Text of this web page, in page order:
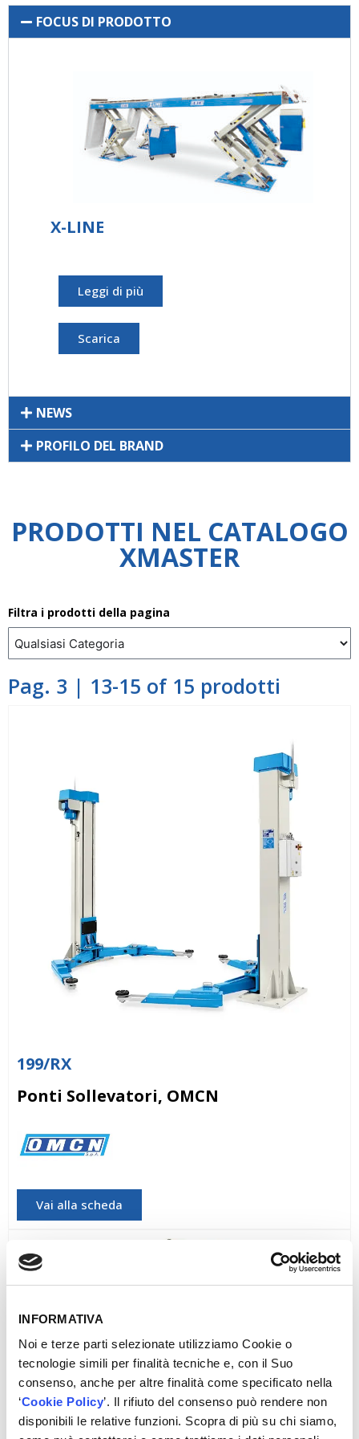
INFORMATIVA
Noi e terze parti selezionate utilizziamo Cookie o
tecnologie simili per finalità tecniche e, con il Suo
consenso, anche per altre finalità come specificato nella
‘Cookie Policy’. Il rifiuto del consenso può rendere non
disponibili le relative funzioni. Scopra di più su chi siamo,
FOCUS DI PRODOTTO
X-LINE
Leggi di più
Scarica
NEWS
PROFILO DEL BRAND
PRODOTTI NEL CATALOGO
XMASTER
Filtra i prodotti della pagina
Pag. 3 | 13-15 of 15 prodotti
199/RX
Ponti Sollevatori, OMCN
Vai alla scheda